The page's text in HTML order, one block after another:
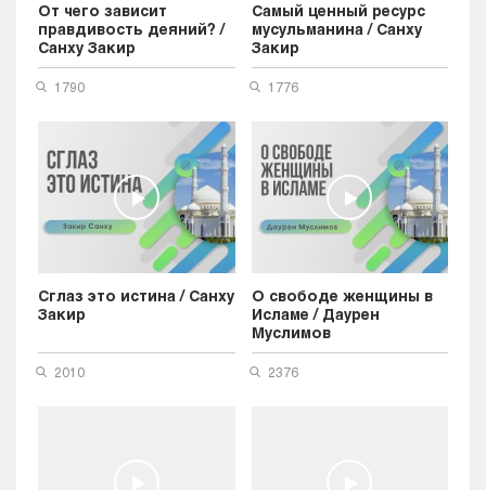
От чего зависит
правдивость деяний? /
Санху Закир
1790
Самый ценный ресурс
мусульманина / Санху
Закир
1776
Сглаз это истина / Санху
Закир
2010
О свободе женщины в
Исламе / Даурен
Муслимов
2376